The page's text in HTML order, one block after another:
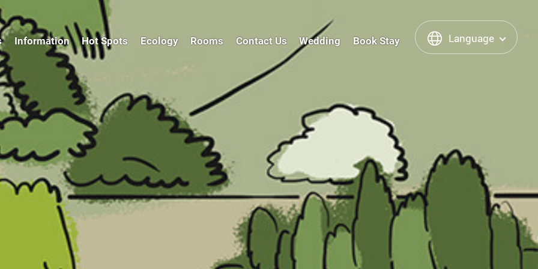
Information Hot Spots Ecology Rooms Contact Us Wedding Book Stay Language